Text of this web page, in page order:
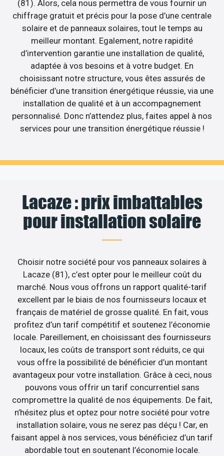
(81). Alors, cela nous permettra de vous fournir un
chiffrage gratuit et précis pour la pose d’une centrale
solaire et de panneaux solaires, tout le temps au
meilleur montant. Egalement, notre rapidité
d’intervention garantie une installation de qualité,
adaptée à vos besoins et à votre budget. En
choisissant notre structure, vous êtes assurés de
bénéficier d’une transition énergétique réussie, via une
installation de qualité et à un accompagnement
personnalisé. Donc n’attendez plus, faites appel à nos
services pour une transition énergétique réussie !
Lacaze : prix imbattables
pour installation solaire
Choisir notre société pour vos panneaux solaires à
Lacaze (81), c’est opter pour le meilleur coût du
marché. Nous vous offrons un rapport qualité-tarif
excellent par le biais de nos fournisseurs locaux et
français de matériel de grosse qualité. En fait, vous
profitez d’un tarif compétitif et soutenez l’économie
locale. Pareillement, en choisissant des fournisseurs
locaux, les coûts de transport sont réduits, ce qui
vous offre la possibilité de bénéficier d’un montant
avantageux pour votre installation. Grâce à ceci, nous
pouvons vous offrir un tarif concurrentiel sans
compromettre la qualité de nos équipements. De fait,
n’hésitez plus et optez pour notre société pour votre
installation solaire, vous ne serez pas déçu ! Car, en
faisant appel à nos services, vous bénéficiez d’un tarif
abordable tout en soutenant l’économie locale.